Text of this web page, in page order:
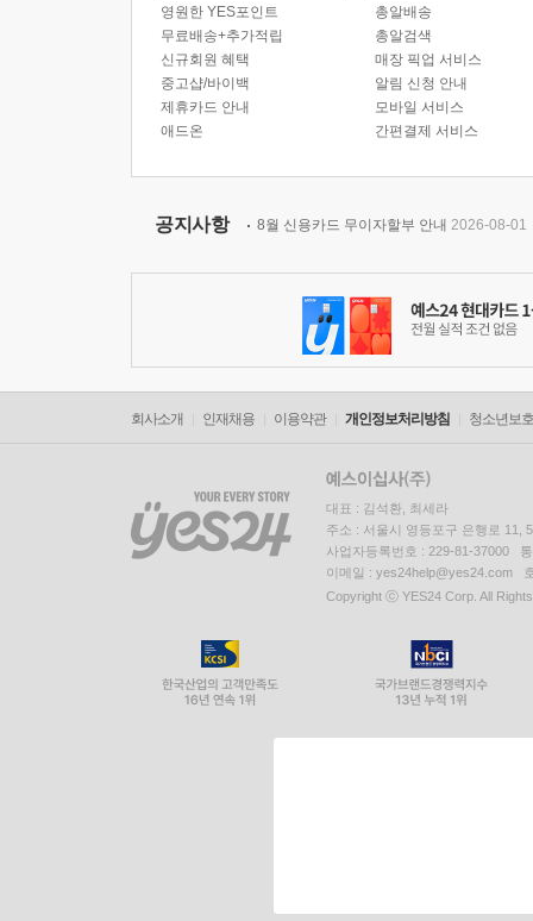
영원한 YES포인트
무료배송+추가적립
신규회원 혜택
중고샵/바이백
제휴카드 안내
애드온
총알배송
총알검색
매장 픽업 서비스
알림 신청 안내
모바일 서비스
간편결제 서비스
공지사항 8월 신용카드 무이자할부 안내 2026-08-01
회사소개 인재채용 이용약관 개인정보처리방침 청소년보
대표 : 김석환, 최세라
주소 : 서울시 영등포구 은행로 11,
사업자등록번호 : 229-81-37000
이메일 : yes24help@yes24.com
Copyright ⓒ YES24 Corp. All